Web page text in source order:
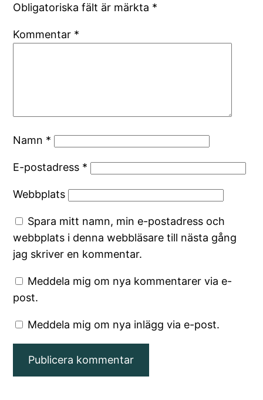
Obligatoriska fält är märkta *
Kommentar *
Namn *
E-postadress *
Webbplats
Spara mitt namn, min e-postadress och
webbplats i denna webbläsare till nästa gång
jag skriver en kommentar.
Meddela mig om nya kommentarer via e-
post.
Meddela mig om nya inlägg via e-post.